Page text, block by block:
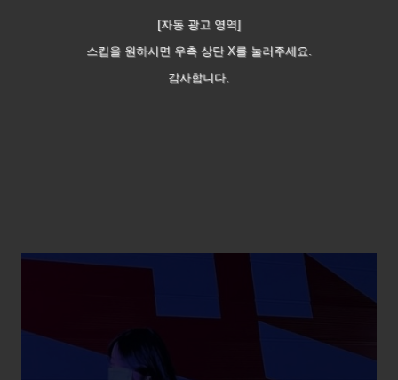
[자동 광고 영역]
스킵을 원하시면 우측 상단 X를 눌러주세요.
감사합니다.